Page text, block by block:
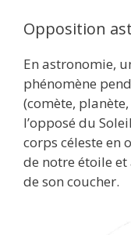
Opposition
En astronomie,
phénomène
(comète,
l’opposé du
corps céleste en
de notre étoile et
de son coucher.